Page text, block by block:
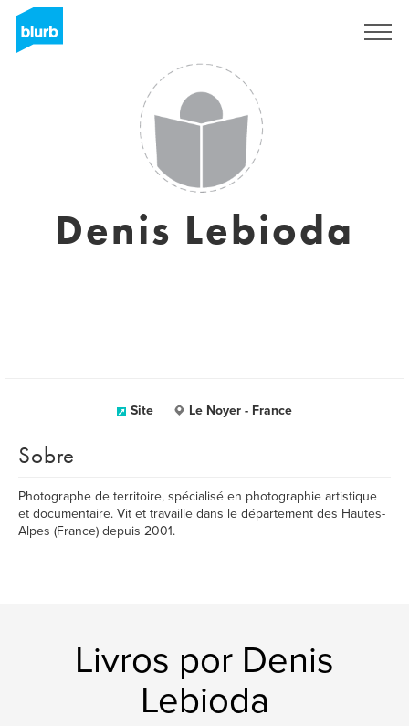
Denis Lebioda
Site Le Noyer - France
Sobre
Photographe de territoire, spécialisé en photographie artistique
et documentaire. Vit et travaille dans le département des Hautes-
Alpes (France) depuis 2001.
Livros por Denis
Lebioda